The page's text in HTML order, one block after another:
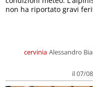
cervinia Alessandro
il 07/
non ha riportato gravi